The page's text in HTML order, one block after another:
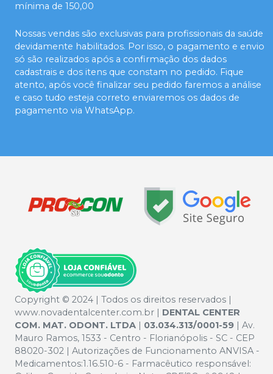
mínima de 150,00
Nossas vendas são exclusivas para profissionais da saúde
devidamente habilitados. Por isso, o pagamento e envio
só são realizados após a confirmação dos dados
cadastrais e dos itens que constam no pedido. Fique
atento, após você finalizar seu pedido faremos a análise
e caso tudo esteja correto enviaremos os dados de
pagamento via WhatsApp.
Copyright © 2024 | Todos os direitos reservados |
www.novadentalcenter.com.br | DENTAL CENTER
COM. MAT. ODONT. LTDA | 03.034.313/0001-59 | Av.
Mauro Ramos, 1533 - Centro - Florianópolis - SC - CEP
88020-302 | Autorizações de Funcionamento ANVISA -
Medicamentos:1.16.510-6 - Farmacêutico responsável: